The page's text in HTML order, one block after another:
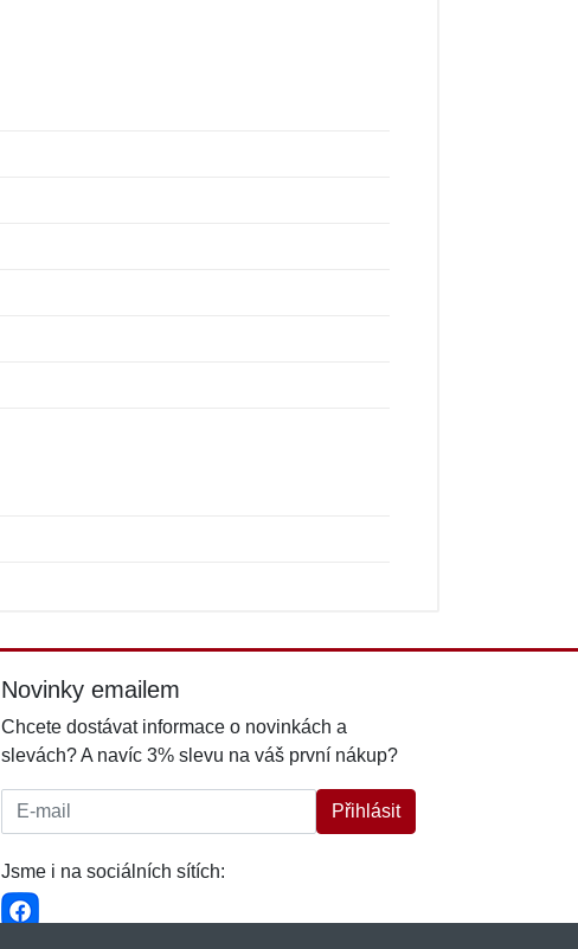
Novinky emailem
Chcete dostávat informace o novinkách a
slevách? A navíc 3% slevu na váš první nákup?
E-mail: Přihlásit
Jsme i na sociálních sítích: